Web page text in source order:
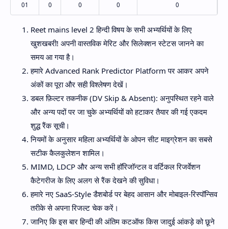
01 0 0 0 0
Reet mains level 2 हिन्दी विषय के सभी अभ्यर्थियों के लिए
खुशखबरी! अपनी वास्तविक मेरिट और सिलेक्शन स्टेटस जानने का
समय आ गया है।
हमारे Advanced Rank Predictor Platform पर आकर अपने
अंकों का पूरा और सही विश्लेषण देखें।
डबल फ़िल्टर तकनीक (DV Skip & Absent): अनुपस्थित रहने वाले
और अन्य पदों पर जा चुके अभ्यर्थियों को हटाकर तैयार की गई एकदम
शुद्ध रैंक सूची।
नियमों के अनुसार महिला अभ्यर्थियों के ओपन सीट माइग्रेशन का सबसे
सटीक कैलकुलेशन शामिल।
MIMD, LDCP और अन्य सभी हॉरिजॉन्टल व वर्टिकल रिजर्वेशन
कैटेगरीज के लिए अलग से रैंक देखने की सुविधा।
हमारे नए SaaS-Style डैशबोर्ड पर बेहद आसान और मोबाइल-रिस्पॉन्सिव
तरीके से अपना रिजल्ट चेक करें।
जानिए कि इस बार हिन्दी की अंतिम कटऑफ किस जादुई आंकड़े को छूने